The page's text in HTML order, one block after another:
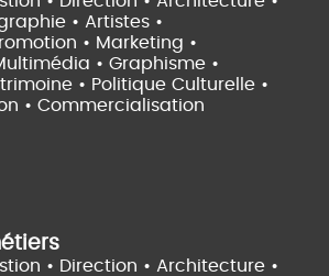
• Artistes •
• Marketing •
• Graphisme •
• Politique Culturelle •
• Commercialisation
• Direction • Architecture •